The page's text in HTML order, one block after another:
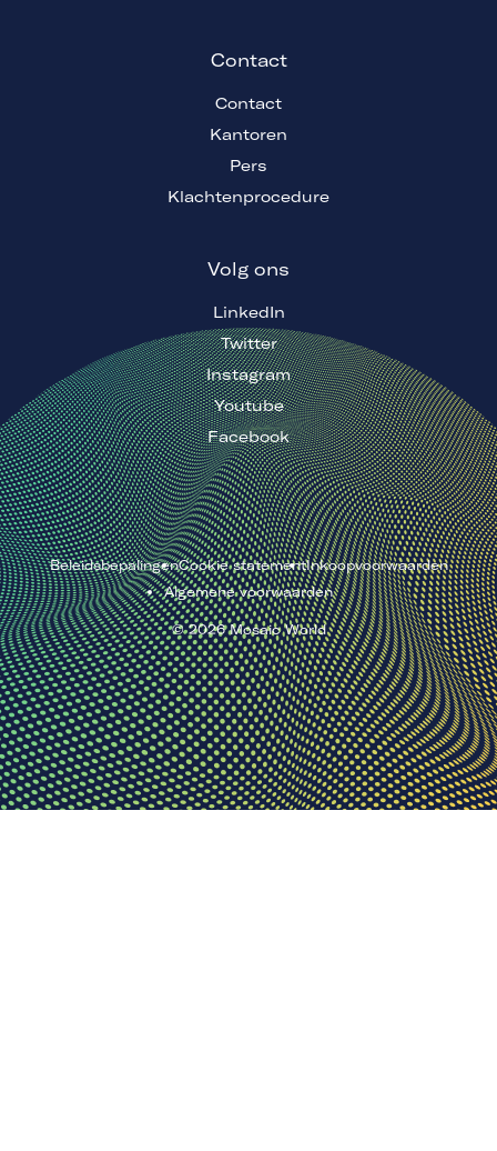
Contact
Contact
Kantoren
Pers
Klachtenprocedure
Volg ons
LinkedIn
Twitter
Instagram
Youtube
Facebook
©2026 Mosaic World
BeleidsbepalingenCookie statementInkoopvoorwaarden
Algemene voorwaarden